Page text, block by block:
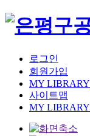
로그인
회원가입
MY LIBRARY
사이트맵
MY LIBRARY